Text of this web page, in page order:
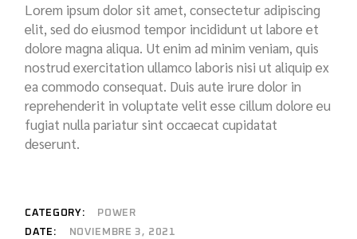
Lorem ipsum dolor sit amet, consectetur adipiscing
elit, sed do eiusmod tempor incididunt ut labore et
dolore magna aliqua. Ut enim ad minim veniam, quis
nostrud exercitation ullamco laboris nisi ut aliquip ex
ea commodo consequat. Duis aute irure dolor in
reprehenderit in voluptate velit esse cillum dolore eu
fugiat nulla pariatur sint occaecat cupidatat
deserunt.
CATEGORY:
POWER
DATE:
NOVIEMBRE 3, 2021